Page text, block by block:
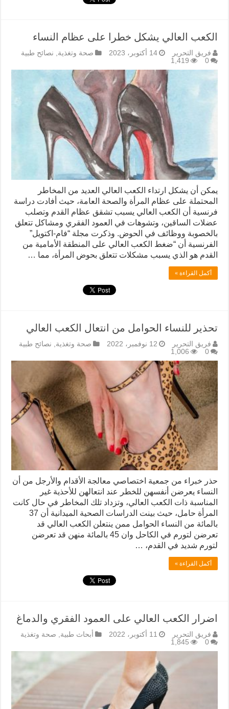
الكعب العالي يشكل خطرا على عظام النساء
فريق التحرير 14 أكتوبر، 2023 صحة وتغذية
نصائح طبية
0
1,419
يمكن أن يشكل ارتداء الكعب العالي العديد من المخاطر
المحتملة على عظام المرأة والصحة العامة، حيث أفادت دراسة
فرنسية أن الكعب العالي يسبب تشقق عظام القدم وتصلب
عضلات الساقين، وتشوهات في العمود الفقري ومشاكل تتعلق
بالخصوبة ووظائف في الحوض. وذكرت مجلة “فام-اكتويل”
الفرنسية أن “ضغط الكعب العالي على المنطقة الأمامية من
القدم هو الذي يسبب مشكلات تتعلق بحوض المرأة، مما …
أكمل القراءة »
تحذير للنساء الحوامل من انتعال الكعب العالي
فريق التحرير 12 نوفمبر، 2022 صحة وتغذية
نصائح طبية
0
1,006
حذر خبراء من جمعية اختصاصي معالجة الأقدام والأرجل من أن
النساء يعرضن أنفسهن للخطر عند انتعالهن للأحذية غير
المناسبة ذات الكعب العالي، وتزداد تلك المخاطر في حال كانت
المرأة حامل، حيث بينت الدراسات الصحية الميدانية أن 37
بالمائة من النساء الحوامل ممن ينتعلن الكعب العالي قد
تعرضن لتورم في الكاحل وان 45 بالمائة منهن قد تعرضن
لتورم شديد في القدم، …
أكمل القراءة »
اضرار الكعب العالي على العمود الفقري والدماغ
فريق التحرير 11 أكتوبر، 2022 أبحاث طبية, صحة وتغذية
0
1,845